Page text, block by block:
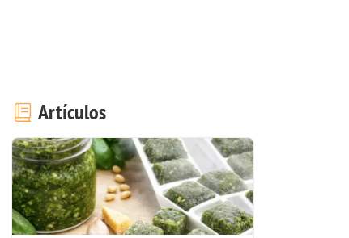
Artículos